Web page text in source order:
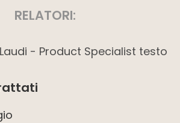
RELATORI:
- Product Specialist testo